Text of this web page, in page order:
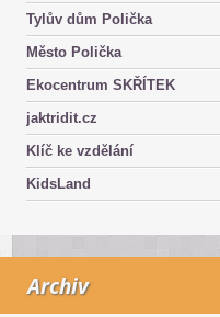
Tylův dům Polička
Město Polička
Ekocentrum SKŘÍTEK
jaktridit.cz
Klíč ke vzdělání
KidsLand
Archiv